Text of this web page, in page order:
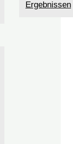
Ergebnissen